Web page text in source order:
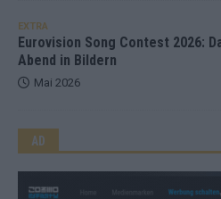
EXTRA
Eurovision Song Contest 2026:
Abend in Bildern
Mai 2026
AD